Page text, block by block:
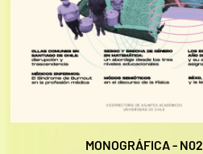
MONOGRÁFICA - N02